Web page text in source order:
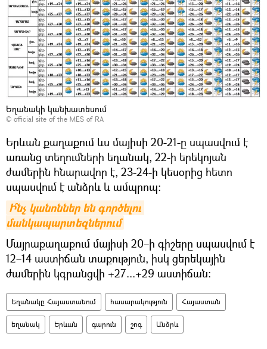
Եղանակի կանխատեսում
© official site of the MES of RA
Երևան քաղաքում ևս մայիսի 20-21-ը սպասվում է
առանց տեղումների եղանակ, 22-ի երեկոյան
ժամերին հնարավոր է, 23-24-ի կեսօրից հետո
սպասվում է անձրև և ամպրոպ։
Ի՞նչ կանոններ են գործելու
մանկապարտեզներում
Մայրաքաղաքում մայիսի 20–ի գիշերը սպասվում է
12–14 աստիճան տաքություն, իսկ ցերեկային
ժամերին կգրանցվի +27...+29 աստիճան։
Եղանակը Հայաստանում հասարակություն Հայաստան
եղանակ Երևան գարուն շոգ Անձրև